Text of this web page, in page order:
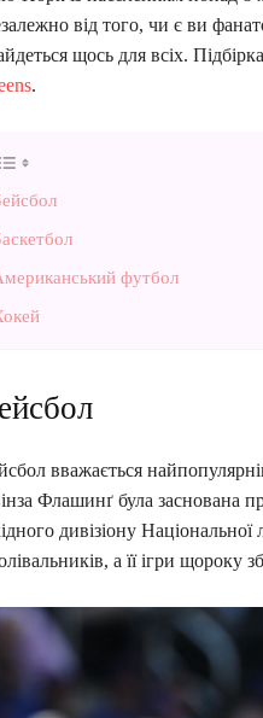
від того, чи є ви
щось для всіх.
.
футбол
вважається
Флашинґ була заснована
дивізіону
а її ігри щороку